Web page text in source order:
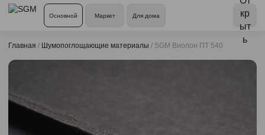
Основной Маркет Для дома
Главная / Шумопоглощающие материалы / SGM Виолон ПТ 540